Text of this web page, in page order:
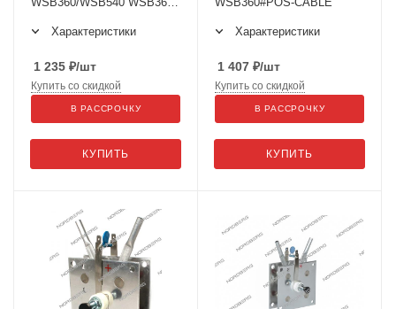
Характеристики
1 235 ₽/шт
КУПИТЬ
Купить со скидкой
В РАССРОЧКУ
Характеристики
1 407 ₽/шт
КУПИТЬ
Купить со скидкой
В РАССРОЧКУ